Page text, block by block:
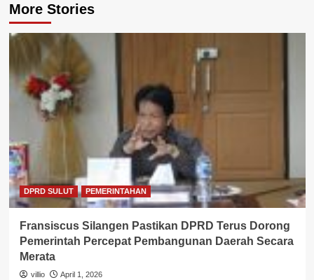
More Stories
DPRD SULUT PEMERINTAHAN
Fransiscus Silangen Pastikan DPRD Terus Dorong
Pemerintah Percepat Pembangunan Daerah Secara
Merata
villio April 1, 2026